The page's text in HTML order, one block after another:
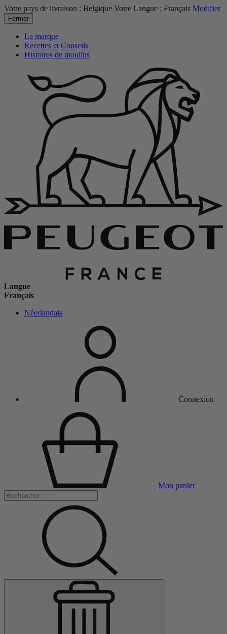
Votre pays de livraison : Belgique Votre Langue : Français Modifier
Fermer
La marque
Recettes et Conseils
Histoires de moulins
Langue
Français
Néerlandais
Connexion
Mon panier